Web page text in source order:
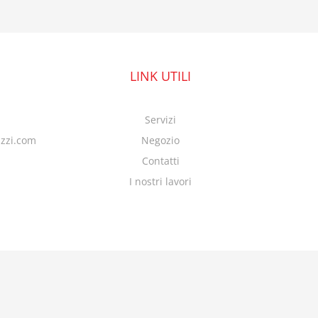
LINK UTILI
Servizi
Negozio
Contatti
I nostri lavori